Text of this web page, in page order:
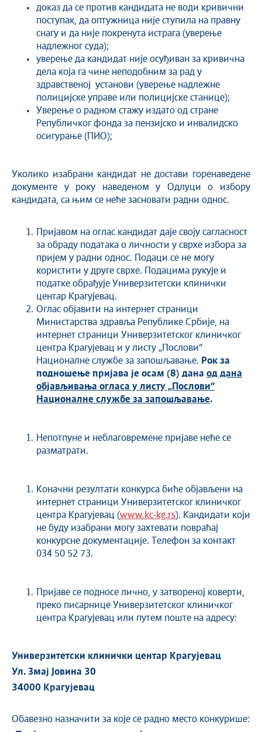
доказ да се против кандидата не води кривични
поступак, да оптужница није ступила на правну
снагу и да није покренута истрага (уверење
надлежног суда);
уверење да кандидат није осуђиван за кривична
дела која га чине неподобним за рад у
здравственој установи (уверење надлежне
полицијске управе или полицијске станице);
Уверење о радном стажу издато од стране
Републичког фонда за пензијско и инвалидско
осигурање (ПИО);
Уколико изабрани кандидат не достави горенаведене
документе у року наведеном у Одлуци о избору
кандидата, са њим се неће засновати радни однос.
Пријавом на оглас кандидат даје своју сагласност
за обраду података о личности у сврхе избора за
пријем у радни однос. Подаци се не могу
користити у друге сврхе. Подацима рукује и
податке обрађује Универзитетски клинички
центар Крагујевац.
Оглас објавити на интернет страници
Министарства здравља Републике Србије, на
интернет страници Универзитетског клиничког
центра Крагујевац и у листу „Послови“
Националне службе за запошљавање. Рок за
подношење пријава је осам (8) дана од дана
објављивања огласа у листу „Послови“
Националне службе за запошљавање.
Непотпуне и неблаговремене пријаве неће се
разматрати.
Коначни резултати конкурса биће објављени на
интернет страници Универзитетског клиничког
центра Крагујевац (www.kc-kg.rs). Кандидати који
не буду изабрани могу захтевати повраћај
конкурсне документације. Телефон за контакт
034 50 52 73.
Пријаве се подносе лично, у затвореној коверти,
преко писарнице Универзитетског клиничког
центра Крагујевац или путем поште на адресу:
Универзитетски клинички центар Крагујевац
Ул. Змај Јовина 30
34000 Крагујевац
Обавезно назначити за које се радно место конкурише: